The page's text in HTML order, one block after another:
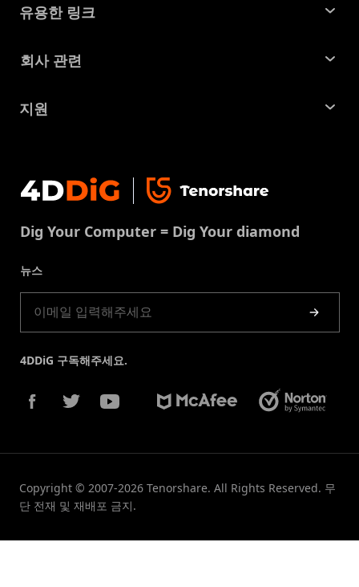
윈도우 데이터 복구
파티션 관리 도구
중복 파일 찾기 및 제거
유용한 링크
꿀팁 모음
맥 복구 솔루션
중복 파일 제거
회사 관련
회사소개
이용약권
쿠키정책(업데이트됨)
지원
문의
제품 가이드
Dig Your Computer = Dig Your diamond
뉴스
4DDiG 구독해주세요.
Copyright © 2007-2026 Tenorshare. All Rights Reserved. 무
단 전재 및 재배포 금지.